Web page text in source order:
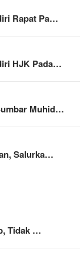
Rapat Pa…
HJK Pada…
Muhid…
Salurka…
Tidak …